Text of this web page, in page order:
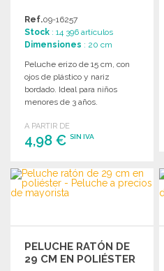
Ref.09-16257
Stock : 14 396 artículos
Dimensiones : 20 cm
Peluche erizo de 15 cm, con
ojos de plástico y nariz
bordado. Ideal para niños
menores de 3 años.
A PARTIR DE
4,98 € SIN IVA
PEDIR
Solicitar un presupuesto
PELUCHE RATÓN DE
29 CM EN POLIÉSTER